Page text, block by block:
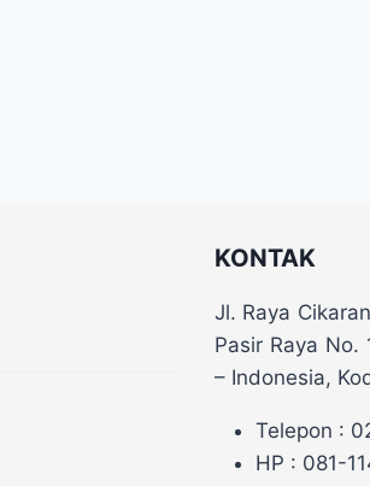
KONTAK
Jl. Raya
Pasir Raya No.
– Indonesia,
Telepon :
HP : 081-